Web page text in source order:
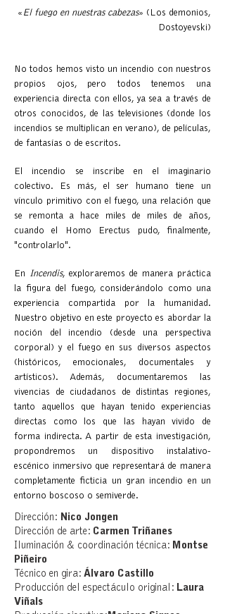
« El fuego en nuestras cabezas» (Los demonios,
Dostoyevski)
No todos hemos visto un incendio con nuestros
propios ojos, pero todos tenemos una
experiencia directa con ellos, ya sea a través de
otros conocidos, de las televisiones (donde los
incendios se multiplican en verano), de películas,
de fantasías o de escritos.
El incendio se inscribe en el imaginario
colectivo. Es más, el ser humano tiene un
vínculo primitivo con el fuego, una relación que
se remonta a hace miles de miles de años,
cuando el Homo Erectus pudo, finalmente,
"controlarlo".
En Incendis, exploraremos de manera práctica
la figura del fuego, considerándolo como una
experiencia compartida por la humanidad.
Nuestro objetivo en este proyecto es abordar la
noción del incendio (desde una perspectiva
corporal) y el fuego en sus diversos aspectos
(históricos, emocionales, documentales y
artísticos). Además, documentaremos las
vivencias de ciudadanos de distintas regiones,
tanto aquellos que hayan tenido experiencias
directas como los que las hayan vivido de
forma indirecta. A partir de esta investigación,
propondremos un dispositivo instalativo-
escénico inmersivo que representará de manera
completamente ficticia un gran incendio en un
entorno boscoso o semiverde.
Dirección: Nico Jongen
Dirección de arte: Carmen Triñanes
Iluminación & coordinación técnica: Montse
Piñeiro
Técnico en gira: Álvaro Castillo
Producción del espectáculo original: Laura
Viñals